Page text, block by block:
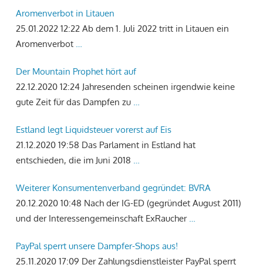
Aromenverbot in Litauen
25.01.2022 12:22 Ab dem 1. Juli 2022 tritt in Litauen ein
Aromenverbot …
Der Mountain Prophet hört auf
22.12.2020 12:24 Jahresenden scheinen irgendwie keine
gute Zeit für das Dampfen zu …
Estland legt Liquidsteuer vorerst auf Eis
21.12.2020 19:58 Das Parlament in Estland hat
entschieden, die im Juni 2018 …
Weiterer Konsumentenverband gegründet: BVRA
20.12.2020 10:48 Nach der IG-ED (gegründet August 2011)
und der Interessengemeinschaft ExRaucher …
PayPal sperrt unsere Dampfer-Shops aus!
25.11.2020 17:09 Der Zahlungsdienstleister PayPal sperrt